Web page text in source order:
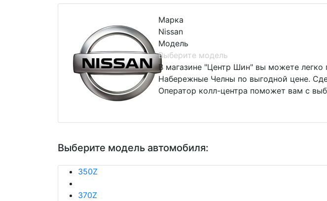
Марка
Nissan
Модель
Выберите модель
В магазине "Центр Шин" вы можете легко
Набережные Челны по выгодной цене.
Оператор колл-центра поможет вам с
Выберите модель автомобиля:
350Z
370Z